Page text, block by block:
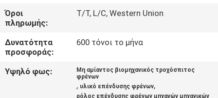
ΖΗΤΉΣΤΕ
ΈΝΑ
ΑΠΌΣΠΑΣΜΑ
Όροι
πληρωμής:
T/T, L/C, Western Union
Δυνατότητα
προσφοράς:
600 τόνοι το μήνα
Υψηλό φως:
Μη αμίαντος βιομηχανικός τροχόσπιτος
φρένων
, υλικό επένδυσης φρένων,
ρόλος επένδυσης φρένων μηχανών μηχανικών